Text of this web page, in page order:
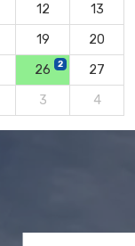
12
13
19
20
26 2
27
3 4